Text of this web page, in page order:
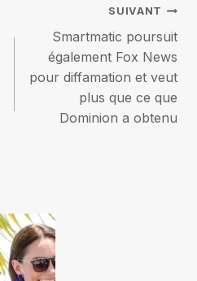
SUIVANT
Smartmatic poursuit
également Fox News
pour diffamation et veut
plus que ce que
Dominion a obtenu